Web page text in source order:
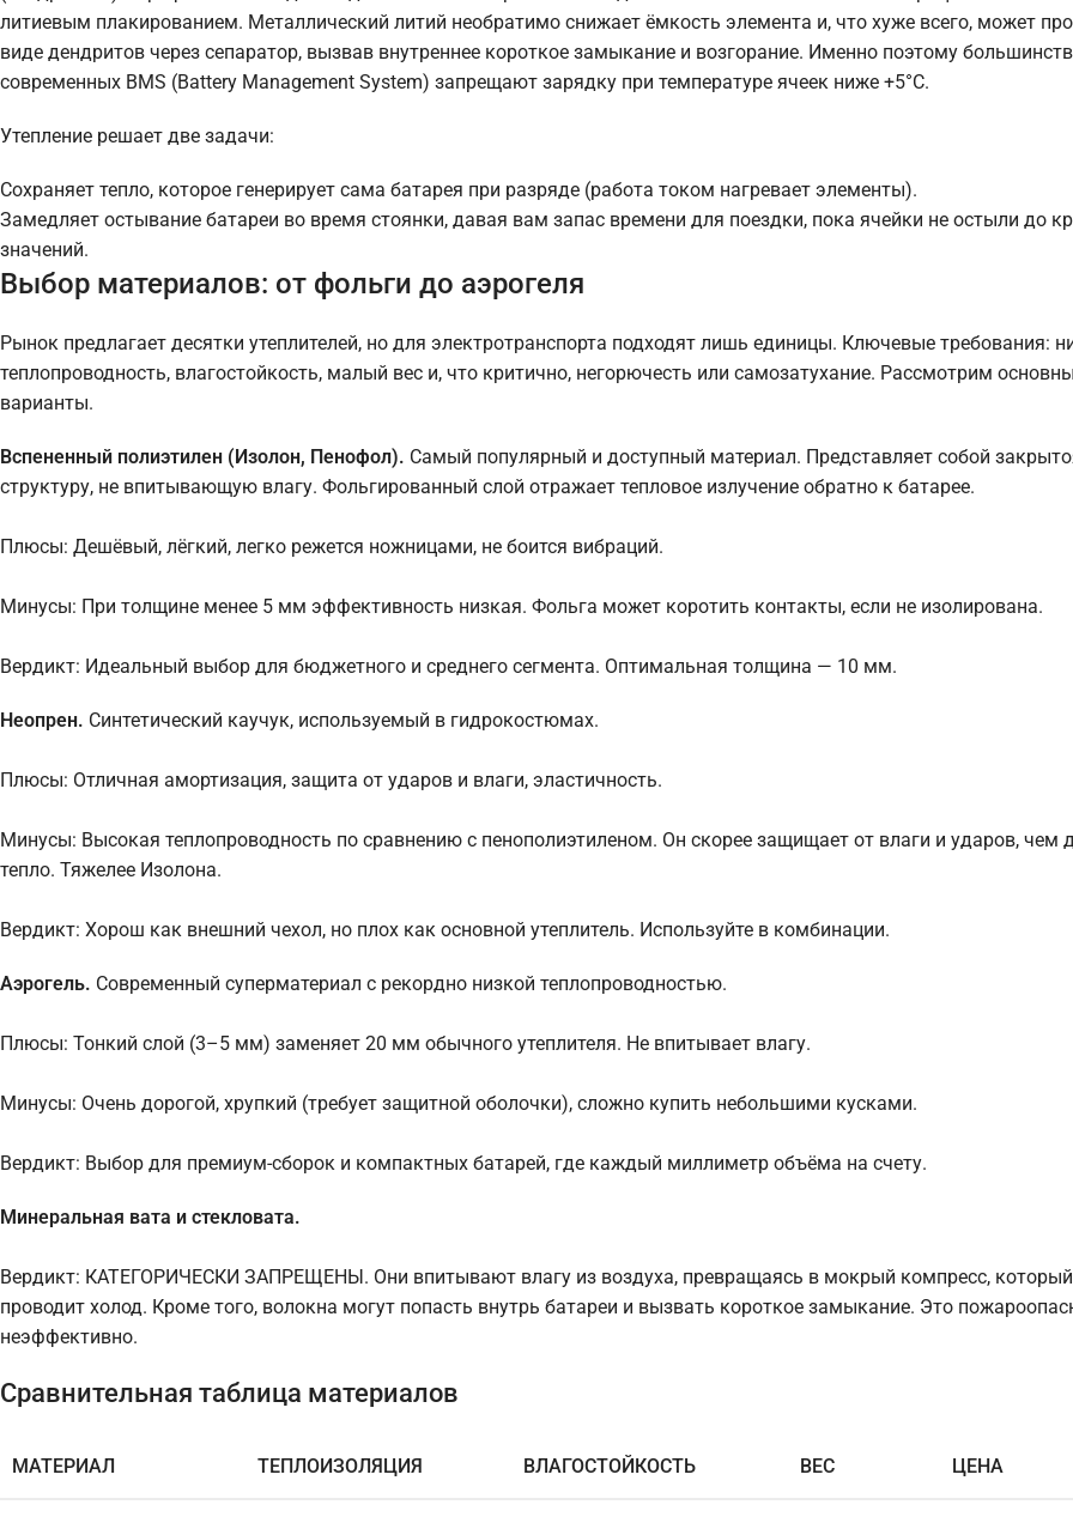
литиевым плакированием. Металлический литий необратимо снижает ёмкость элемента и, что хуже всего, может
виде дендритов через сепаратор, вызвав внутреннее короткое замыкание и возгорание. Именно поэтому
современных BMS (Battery Management System) запрещают зарядку при температуре ячеек ниже +5°C.
Утепление решает две задачи:
Сохраняет тепло, которое генерирует сама батарея при разряде (работа током нагревает элементы).
Замедляет остывание батареи во время стоянки, давая вам запас времени для поездки, пока ячейки не остыли до
значений.
Выбор материалов: от фольги до аэрогеля
Рынок предлагает десятки утеплителей, но для электротранспорта подходят лишь единицы. Ключевые требования:
теплопроводность, влагостойкость, малый вес и, что критично, негорючесть или самозатухание. Рассмотрим
варианты.
Вспененный полиэтилен (Изолон, Пенофол). Самый популярный и доступный материал. Представляет собой
структуру, не впитывающую влагу. Фольгированный слой отражает тепловое излучение обратно к батарее.
Плюсы: Дешёвый, лёгкий, легко режется ножницами, не боится вибраций.
Минусы: При толщине менее 5 мм эффективность низкая. Фольга может коротить контакты, если не изолирована.
Вердикт: Идеальный выбор для бюджетного и среднего сегмента. Оптимальная толщина — 10 мм.
Неопрен. Синтетический каучук, используемый в гидрокостюмах.
Плюсы: Отличная амортизация, защита от ударов и влаги, эластичность.
Минусы: Высокая теплопроводность по сравнению с пенополиэтиленом. Он скорее защищает от влаги и ударов, чем
тепло. Тяжелее Изолона.
Вердикт: Хорош как внешний чехол, но плох как основной утеплитель. Используйте в комбинации.
Аэрогель. Современный суперматериал с рекордно низкой теплопроводностью.
Плюсы: Тонкий слой (3–5 мм) заменяет 20 мм обычного утеплителя. Не впитывает влагу.
Минусы: Очень дорогой, хрупкий (требует защитной оболочки), сложно купить небольшими кусками.
Вердикт: Выбор для премиум-сборок и компактных батарей, где каждый миллиметр объёма на счету.
Минеральная вата и стекловата.
Вердикт: КАТЕГОРИЧЕСКИ ЗАПРЕЩЕНЫ. Они впитывают влагу из воздуха, превращаясь в мокрый компресс, который
проводит холод. Кроме того, волокна могут попасть внутрь батареи и вызвать короткое замыкание. Это
неэффективно.
Сравнительная таблица материалов
МАТЕРИАЛ ТЕПЛОИЗОЛЯЦИЯ ВЛАГОСТОЙКОСТЬ ВЕС ЦЕНА